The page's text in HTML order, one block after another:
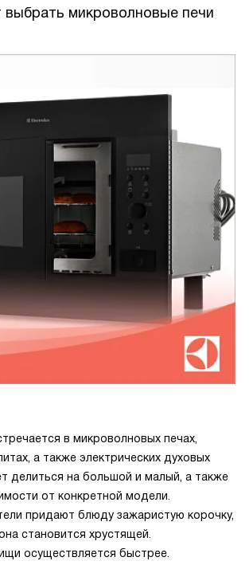
выбрать микроволновые печи
в микроволновых печах,
а также электрических духовых
делиться на большой и малый, а также
от конкретной модели.
придают блюду зажаристую корочку,
становится хрустящей.
осуществляется быстрее.